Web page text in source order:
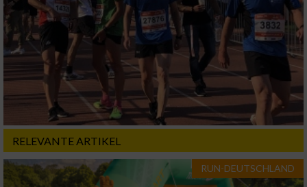
RELEVANTE ARTIKEL
RUN-DEUTSCHLAND